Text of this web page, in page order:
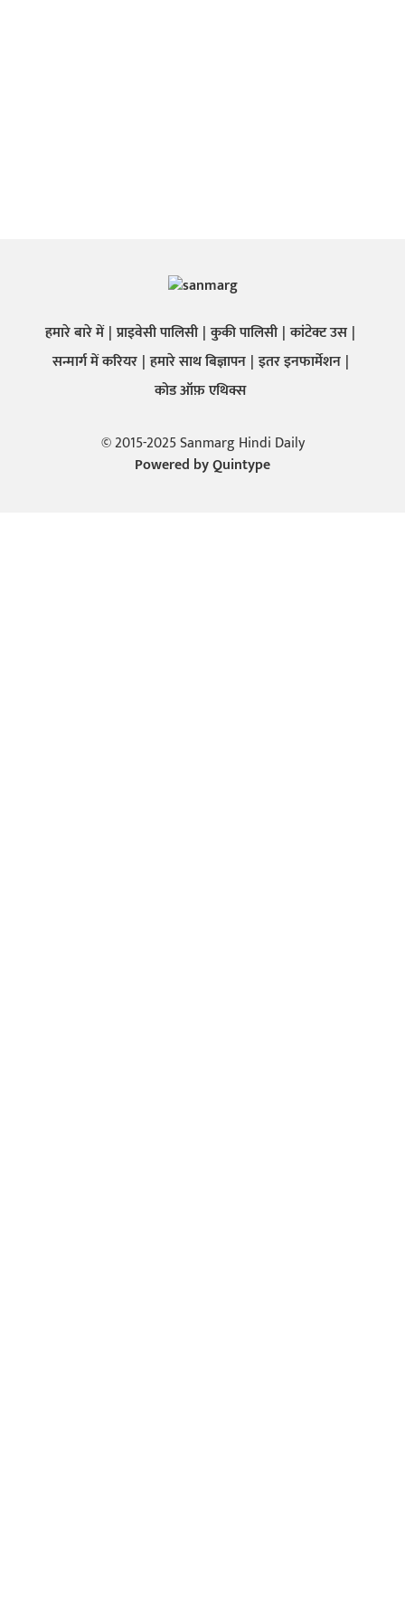
हमारे बारे में प्राइवेसी पालिसी कुकी पालिसी कांटेक्ट उस
सन्मार्ग में करियर हमारे साथ बिज्ञापन इतर इनफार्मेशन
कोड ऑफ़ एथिक्स
© 2015-2025 Sanmarg Hindi Daily
Powered byQuintype